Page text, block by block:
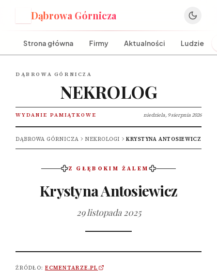
Dąbrowa Górnicza
Strona główna Firmy Aktualności Ludzie
DĄBROWA GÓRNICZA
NEKROLOG
WYDANIE PAMIĄTKOWE niedziela, 9 sierpnia 2026
DĄBROWA GÓRNICZA NEKROLOGI KRYSTYNA ANTOSIEWICZ
Z GŁĘBOKIM ŻALEM
Krystyna Antosiewicz
29 listopada 2025
ŹRÓDŁO: ECMENTARZE.PL